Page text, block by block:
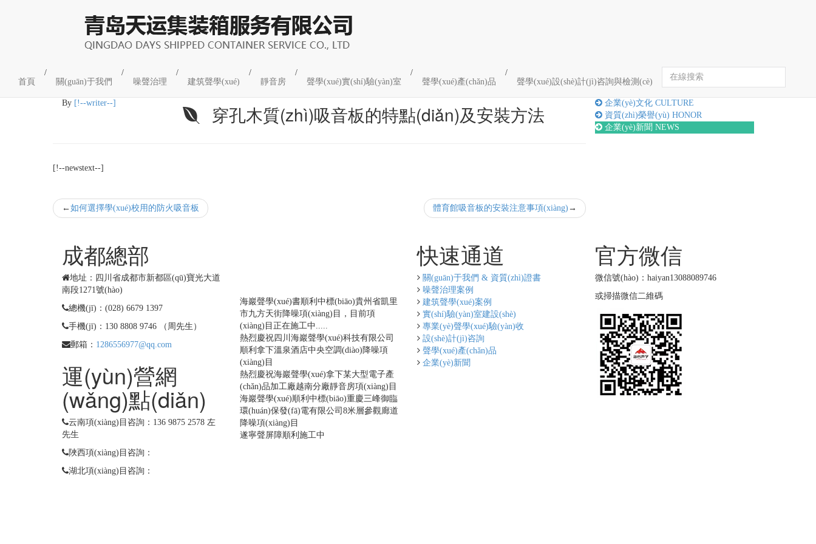
首頁
/
關(guān)于我們
/
噪聲治理
/
建筑聲學(xué)
/
靜音房
/
聲學(xué)實(shí)驗(yàn)室
/
聲學(xué)產(chǎn)品
/
聲學(xué)設(shè)計(jì)咨詢與檢測(cè)
企業(yè)新聞
企業(yè)文化 CULTURE
資質(zhì)榮譽(yù) HONOR
企業(yè)新聞 NEWS
By [!--writer--] 穿孔木質(zhì)吸音板的特點(diǎn)及安裝方法
[!--newstext--]
如何選擇學(xué)校用的防火吸音板 體育館吸音板的安裝注意事項(xiàng)
成都總部
地址：四川省成都市新都區(qū)寶光大道
南段1271號(hào)
總機(jī)：(028) 6679 1397
手機(jī)：130 8808 9746 （周先生）
郵箱： 1286556977@qq.com
運(yùn)營網
(wǎng)點(diǎn)
云南項(xiàng)目咨詢：136 9875 2578 左
先生
陜西項(xiàng)目咨詢：
湖北項(xiàng)目咨詢：
海巖聲學(xué)書順利中標(biāo)貴州省凱里
市九方天街降噪項(xiàng)目，目前項
(xiàng)目正在施工中.....
熱烈慶祝四川海巖聲學(xué)科技有限公司
順利拿下溫泉酒店中央空調(diào)降噪項
(xiàng)目
熱烈慶祝海巖聲學(xué)拿下某大型電子產
(chǎn)品加工廠越南分廠靜音房項(xiàng)目
海巖聲學(xué)順利中標(biāo)重慶三峰御臨
環(huán)保發(fā)電有限公司8米層參觀廊道
降噪項(xiàng)目
遂寧聲屏障順利施工中
快速通道
關(guān)于我們 & 資質(zhì)證書
噪聲治理案例
建筑聲學(xué)案例
實(shí)驗(yàn)室建設(shè)
專業(yè)聲學(xué)驗(yàn)收
設(shè)計(jì)咨詢
聲學(xué)產(chǎn)品
企業(yè)新聞
官方微信
微信號(hào)：haiyan13088089746
或掃描微信二維碼